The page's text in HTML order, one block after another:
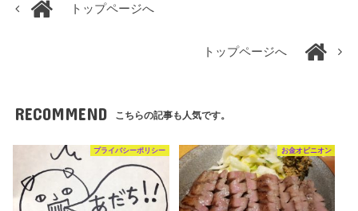
トップページへ
トップページへ
RECOMMEND こちらの記事も人気です。
プライバシーポリシー お金オピニオン